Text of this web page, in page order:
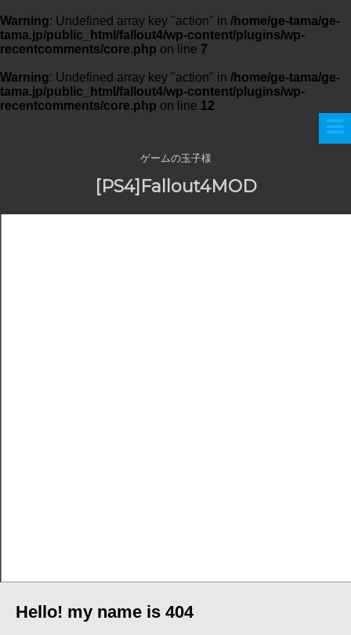
Warning: Undefined array key "action" in /home/ge-tama/ge-
tama.jp/public_html/fallout4/wp-content/plugins/wp-
recentcomments/core.php on line 7
Warning: Undefined array key "action" in /home/ge-tama/ge-
tama.jp/public_html/fallout4/wp-content/plugins/wp-
recentcomments/core.php on line 12
ゲームの玉子様
[PS4]Fallout4MOD
Hello! my name is 404